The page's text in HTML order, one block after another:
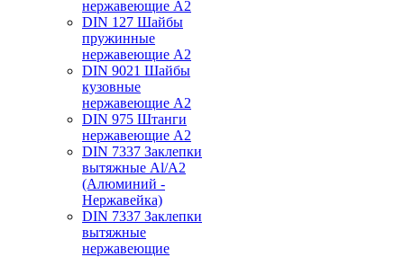
нержавеющие А2
DIN 127 Шайбы
пружинные
нержавеющие А2
DIN 9021 Шайбы
кузовные
нержавеющие А2
DIN 975 Штанги
нержавеющие А2
DIN 7337 Заклепки
вытяжные Al/A2
(Алюминий -
Нержавейка)
DIN 7337 Заклепки
вытяжные
нержавеющие